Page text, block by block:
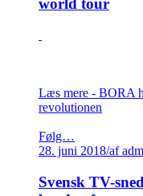
world tour
Læs mere - BORA
revolutionen
Følg…
28. juni 2018/af
Svensk TV-